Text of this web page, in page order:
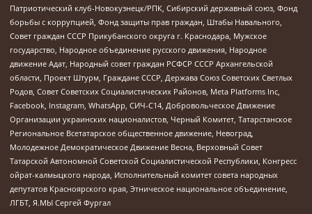
Патриотический клуб-Новокузнецк/РПК, Сибирский державный союз, Фонд
борьбы с коррупцией, Фонд защиты прав граждан, Штабы Навального,
Совет граждан СССР Прикубанского округа г. Краснодара, Мужское
государство, Народное объединение русского движения, Народное
движение Адат, Народный совет граждан РСФСР СССР Архангельской
области, Проект Штурм, Граждане СССР, Держава Союз Советских Светлых
Родов, Совет Советских Социалистических Районов, Meta Platforms Inc,
Facebook, Instagram, WhatsApp, СИЧ-С14, Добровольческое Движение
Организации украинских националистов, Черный Комитет, Татарстанское
Региональное Всетатарское общественное движение, Невоград,
Молодежное Демократическое Движение Весна, Верховный Совет
Татарской Автономной Советской Социалистической Республики, Конгресс
ойрат-калмыцкого народа, Исполнительный комитет совета народных
депутатов Красноярского края, Этническое национальное объединение,
ЛГБТ, Я.МЫ Сергей Фургал